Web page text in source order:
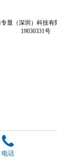
显（深圳）科技有
19030331号
电话